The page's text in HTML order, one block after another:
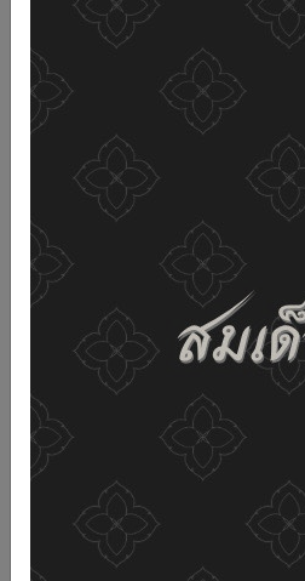
ท่าน เพื่อการพัฒนาและปรับปรุงเ
เว็บไซต์นี้โดยไม่มีการปรับตั้งค่า
รับคุกกี้บนเว็บไซต์ และนโยบายสิท
ดูรายละเอียด ย
02-659-6811
เปลี่ยนการแสดงผล
ก-ก